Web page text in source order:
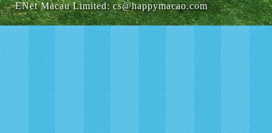
ENet Macau Limited:cs@happymacao.com